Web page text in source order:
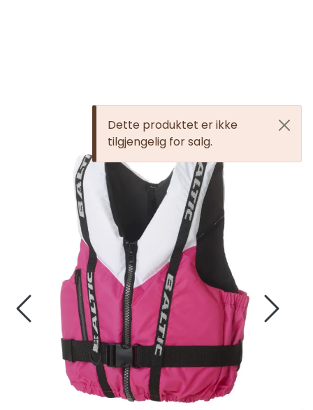
Dette produktet er ikke
tilgjengelig for salg.
Bygg/Innredning
Komfort
Motor/Styring
Fortøyning
Fritid/Sikkerhet
Båtpleie/Opplag